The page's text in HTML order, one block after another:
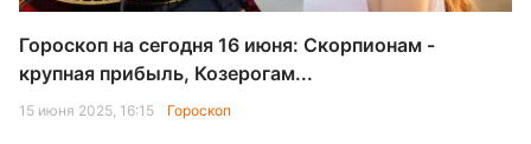
Гороскоп на сегодня 16 июня: Скорпионам -
крупная прибыль, Козерогам...
15 июня 2025, 16:15 Гороскоп